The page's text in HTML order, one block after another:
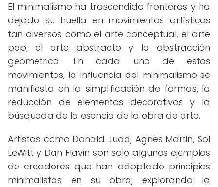
El minimalismo ha trascendido fronteras y ha
dejado su huella en movimientos artísticos
tan diversos como el arte conceptual, el arte
pop, el arte abstracto y la abstracción
geométrica. En cada uno de estos
movimientos, la influencia del minimalismo se
manifiesta en la simplificación de formas, la
reducción de elementos decorativos y la
búsqueda de la esencia de la obra de arte.
Artistas como Donald Judd, Agnes Martin, Sol
LeWitt y Dan Flavin son solo algunos ejemplos
de creadores que han adoptado principios
minimalistas en su obra, explorando la